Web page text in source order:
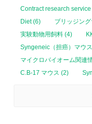
Contract research
Diet (6)
ブリッジン
実験動物用飼料 (4)
Syngeneic（担癌）マウ
マイクロバイオーム関連
C.B-17 マウス (2)